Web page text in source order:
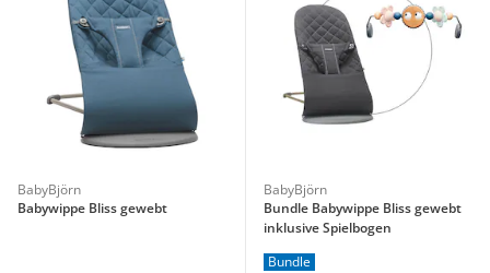
BabyBjörn
Babywippe Bliss gewebt
BabyBjörn
Bundle Babywippe Bliss gewebt
inklusive Spielbogen
Bundle